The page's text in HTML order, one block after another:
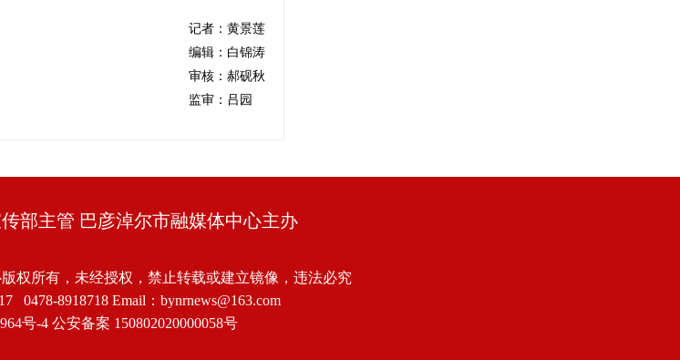
记者：黄景莲
编辑：白锦涛
审核：郝砚秋
监审：吕园
部主管 巴彦淖尔市融媒体中心主办
权所有，未经授权，禁止转载或建立镜像，违法必究
0478-8918718 Email：bynrnews@163.com
号-4 公安备案 150802020000058号